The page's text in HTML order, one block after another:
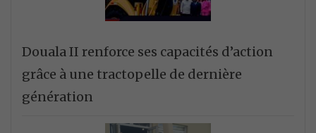
Douala II renforce ses capacités d’action
grâce à une tractopelle de dernière
génération